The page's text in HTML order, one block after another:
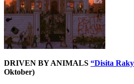
DRIVEN BY ANIMALS “Disita
Oktober)